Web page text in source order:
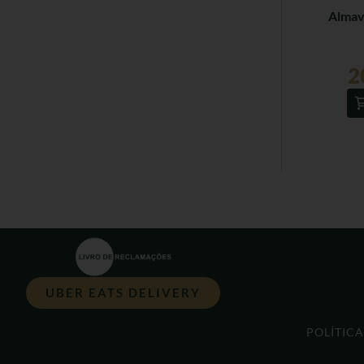
UBER EATS DELIVERY